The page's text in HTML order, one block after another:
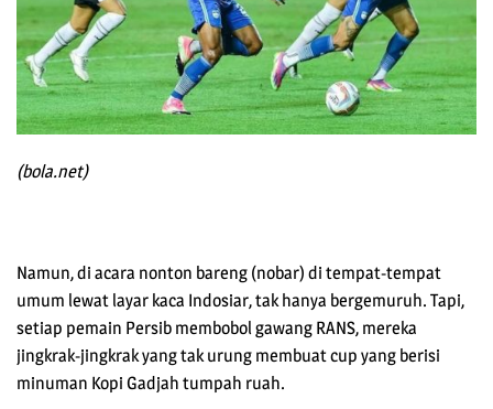
(bola.net)
Namun, di acara nonton bareng (nobar) di tempat-tempat
umum lewat layar kaca Indosiar, tak hanya bergemuruh. Tapi,
setiap pemain Persib membobol gawang RANS, mereka
jingkrak-jingkrak yang tak urung membuat cup yang berisi
minuman Kopi Gadjah tumpah ruah.